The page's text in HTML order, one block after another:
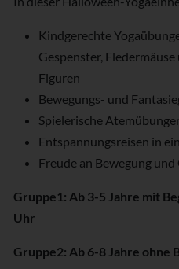
Kindgerechte
Gespenster,
Figuren
Bewegungs- und
Spielerische
Entspannungsreisen in
Freude an Bewegung
Gruppe1: Ab 3-5 Jahre mit
Uhr
Gruppe2: Ab 6-8 Jahre ohne